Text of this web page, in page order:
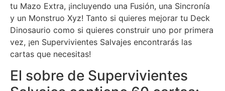
tu Mazo Extra, ¡incluyendo una Fusión, una Sincronía
y un Monstruo Xyz! Tanto si quieres mejorar tu Deck
Dinosaurio como si quieres construir uno por primera
vez, ¡en Supervivientes Salvajes encontrarás las
cartas que necesitas!
El sobre de Supervivientes